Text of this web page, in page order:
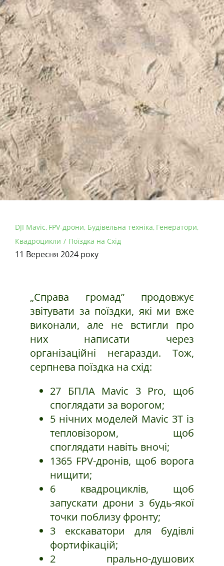
DJI Mavic FPV-дрони Будівельна техніка Генератори
Квадроцикли
Поїздка на Схід
11 Вересня 2024 року
„Справа громад” продовжує
звітувати за поїздки, які ми вже
виконали, але не встигли про
них написати через
організаційні негаразди. Тож,
серпнева поїздка на схід:
27 БПЛА Mavic 3 Pro, щоб
споглядати за ворогом;
5 нічних моделей Mavic 3T із
тепловізором, щоб
споглядати навіть вночі;
1365 FPV-дронів, щоб ворога
нищити;
6 квадроциклів, щоб
запускати дрони з будь-якої
точки поблизу фронту;
3 екскаватори для будівлі
фортифікацій;
2 прально-душових